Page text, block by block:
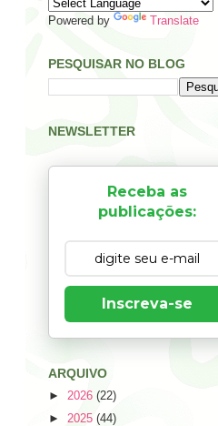
Powered by Translate
PESQUISAR NO BLOG
NEWSLETTER
Receba as
publicações:
Inscreva-se
ARQUIVO
► 2026 (22)
► 2025 (44)